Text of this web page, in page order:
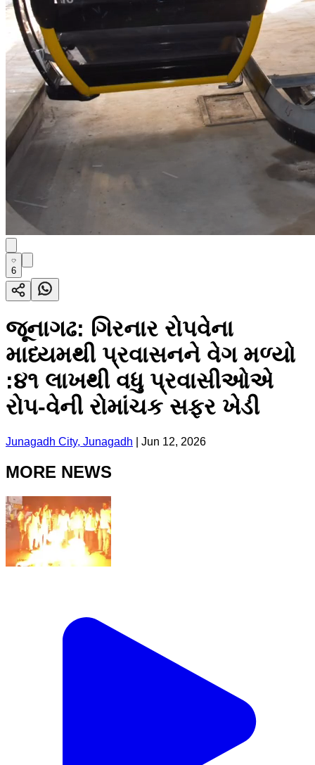
6
જૂનાગઢ: ગિરનાર રોપવેના
માધ્યમથી પ્રવાસનને વેગ મળ્યો
:૪૧ લાખથી વધુ પ્રવાસીઓએ
રોપ-વેની રોમાંચક સફર ખેડી
Junagadh City, Junagadh Jun 12, 2026
MORE NEWS